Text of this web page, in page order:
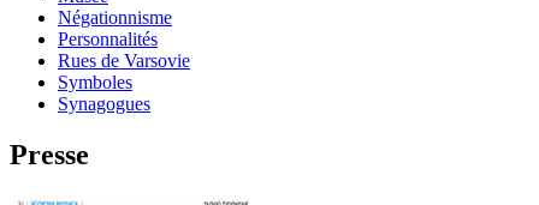
Négationnisme
Personnalités
Rues de Varsovie
Symboles
Synagogues
Presse